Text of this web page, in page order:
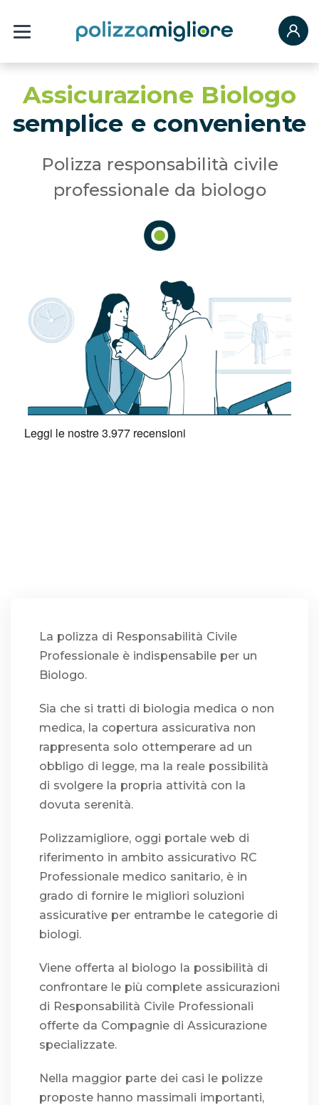
Assicurazione Biologo
semplice e conveniente
Polizza responsabilità civile
professionale da biologo
La polizza di Responsabilità Civile
Professionale è indispensabile per un
Biologo.
Sia che si tratti di biologia medica o non
medica, la copertura assicurativa non
rappresenta solo ottemperare ad un
obbligo di legge, ma la reale possibilità
di svolgere la propria attività con la
dovuta serenità.
Polizzamigliore, oggi portale web di
riferimento in ambito assicurativo RC
Professionale medico sanitario, è in
grado di fornire le migliori soluzioni
assicurative per entrambe le categorie di
biologi.
Viene offerta al biologo la possibilità di
confrontare le più complete assicurazioni
di Responsabilità Civile Professionali
offerte da Compagnie di Assicurazione
specializzate.
Nella maggior parte dei casi le polizze
proposte hanno massimali importanti,